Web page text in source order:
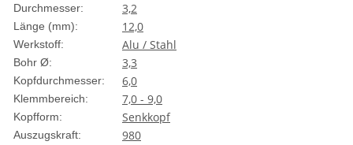
Durchmesser: 3,2
Länge (mm): 12,0
Werkstoff: Alu / Stahl
Bohr Ø: 3,3
Kopfdurchmesser: 6,0
Klemmbereich: 7,0 - 9,0
Kopfform: Senkkopf
Auszugskraft: 980